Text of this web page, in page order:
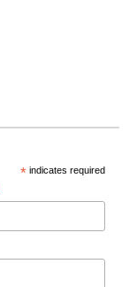
* indicates required